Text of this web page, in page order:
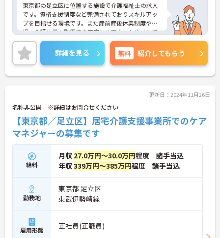
東京都の足立区に位置する施設で介護福祉士の求人
です。資格支援制度など完備されておりスキルアッ
プを目指せる環境です。また産前産後休業制度や育
児・介護休業も取得でき家庭との両立もしやすいで
す。ご興味を持たれた方は面接対策ポイントや求人
の詳細などお話しいたしますのでお気軽にお問い合
わせ下さい。
詳細を見る 無料 紹介してもらう
更新日：2024年11月26日
名称非公開 ※詳細はお問合せください
【東京都／足立区】居宅介護支援事業所でのケア
マネジャーの募集です
給料
月収 27.0万円～30.0万円程度 諸手当込
年収339万円～385万円程度 諸手当込
勤務地
東京都 足立区
東武伊勢崎線
雇用形態 正社員(正職員)